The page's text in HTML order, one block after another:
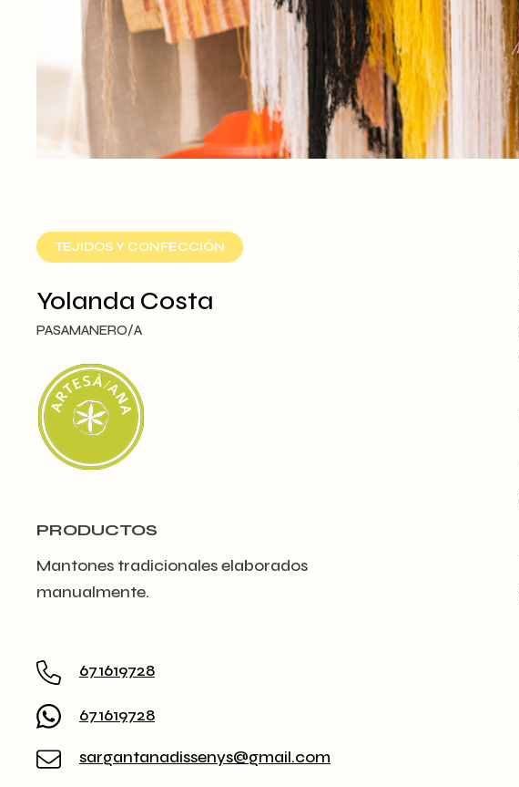
TEJIDOS Y CONFECCIÓN
Yolanda Costa
PASAMANERO/A
PRODUCTOS
Mantones tradicionales elaborados
manualmente.
671619728
671619728
sargantanadissenys@gmail.com